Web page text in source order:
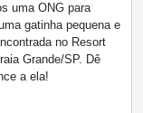
uma ONG para
gatinha pequena e
no Resort
Grande/SP. Dê
a ela!